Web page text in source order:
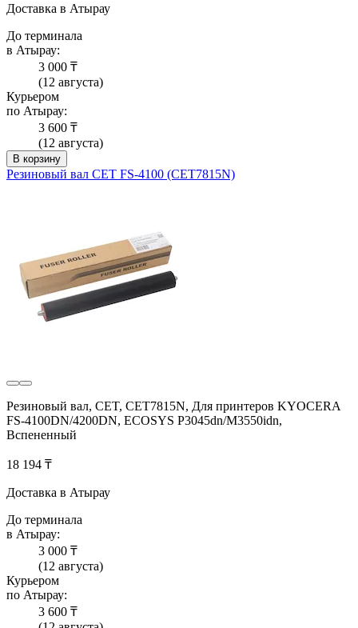
Доставка в Атырау
До терминала
в Атырау:
3 000 ₸
(12 августа)
Курьером
по Атырау:
3 600 ₸
(12 августа)
В корзину
Резиновый вал CET FS-4100 (CET7815N)
Резиновый вал, CET, CET7815N, Для принтеров KYOCERA
FS-4100DN/4200DN, ECOSYS P3045dn/M3550idn,
Вспененный
18 194 ₸
Доставка в Атырау
До терминала
в Атырау:
3 000 ₸
(12 августа)
Курьером
по Атырау:
3 600 ₸